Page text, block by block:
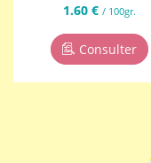
1.60 € / 100gr.
Consulter